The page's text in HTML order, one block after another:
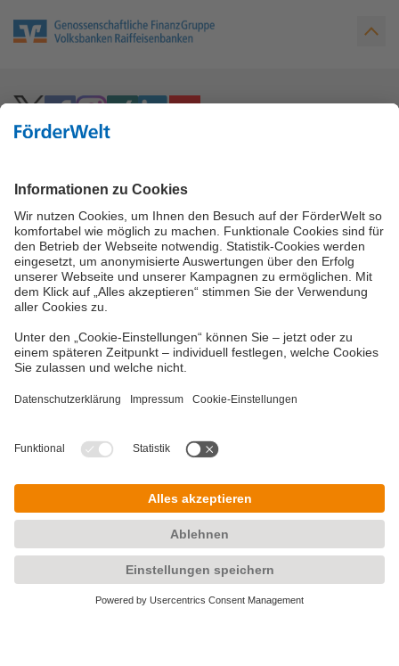
Hoher Kontrast
Vielzahl an Fördermitteln
Förderbedingungen, über viele verschiedene
Wege möglich sein. Neben den Bundes- und
Landesförderinstituten können Fördermittel des
Ausfuhrkontrolle (BAFA) oder der Städte und
Copyright © 2026 DZ BANK AG, Frankfurt am
Main